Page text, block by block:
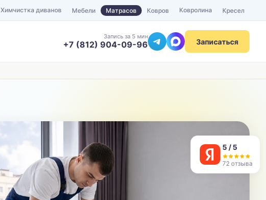
Химчистка диванов Мебели Матрасов Ковров Ковролина Кресел
Запись за 5 мин
+7 (812) 904-09-96 Записаться
5 / 5
72 отзыва